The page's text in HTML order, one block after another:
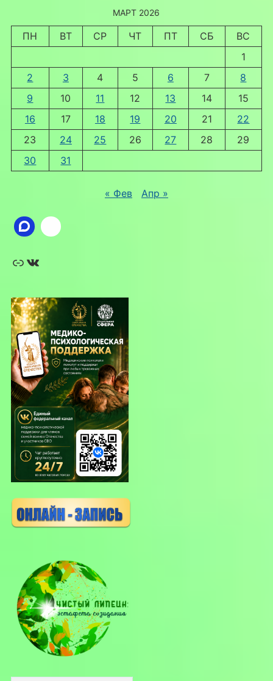
МАРТ 2026
ПН ВТ СР ЧТ ПТ СБ
ВС
1
2
3 4 5 6 7
8
9
10 11 12 13 14
15
16
17 18 19 20 21
22
23
24 25 26 27 28
29
30
31
« Фев Апр »
Ссылка